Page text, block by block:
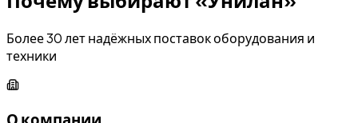
Более 30 лет надёжных поставок оборудования и
техники
О компании